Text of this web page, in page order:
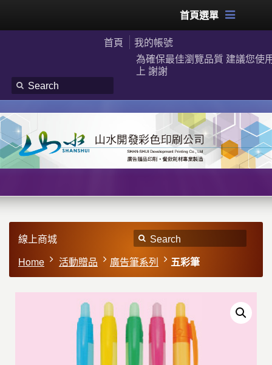
首頁選單
首頁
我的帳號
為確保最佳瀏覽品質 建議您使
上 謝謝
線上商城
Home
活動贈品 廣告筆系列 五彩筆